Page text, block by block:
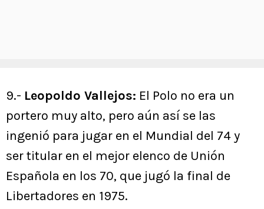
9.- Leopoldo Vallejos: El Polo no era un
portero muy alto, pero aún así se las
ingenió para jugar en el Mundial del 74 y
ser titular en el mejor elenco de Unión
Española en los 70, que jugó la final de
Libertadores en 1975.